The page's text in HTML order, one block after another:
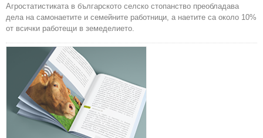
Агростатистиката в българското селско стопанство преобладава
дела на самонаетите и семейните работници, а наетите са около 10%
от всички работещи в земеделието.